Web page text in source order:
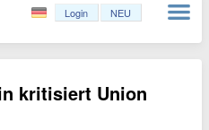
Login NEU
kritisiert Union